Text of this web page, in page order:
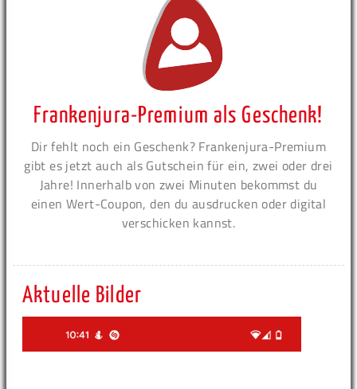
Frankenjura-Premium als Geschenk!
Dir fehlt noch ein Geschenk? Frankenjura-Premium
gibt es jetzt auch als Gutschein für ein, zwei oder drei
Jahre! Innerhalb von zwei Minuten bekommst du
einen Wert-Coupon, den du ausdrucken oder digital
verschicken kannst.
Aktuelle Bilder